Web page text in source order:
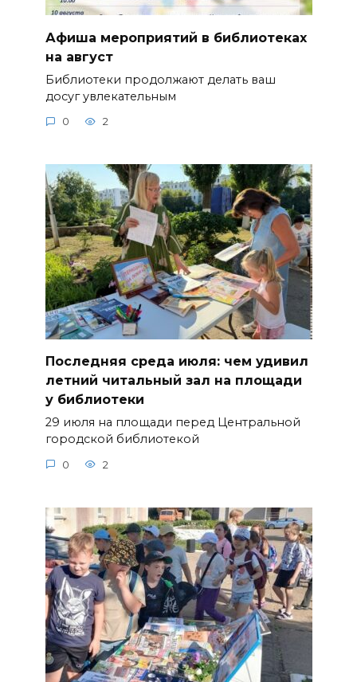
Афиша мероприятий в библиотеках
на август
Библиотеки продолжают делать ваш
досуг увлекательным
0 2
Последняя среда июля: чем удивил
летний читальный зал на площади
у библиотеки
29 июля на площади перед Центральной
городской библиотекой
0 2